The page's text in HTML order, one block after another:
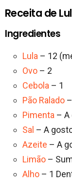
Receita de
Ingredientes
Lula – 12
Ovo – 2
Cebola – 1
Pão Ralado
Pimenta – A
Sal – A
Azeite – A
Limão –
Alho – 1